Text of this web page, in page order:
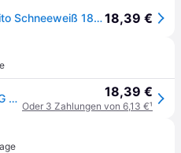
Kleine Wolke Duschvorhang Kito Schneeweiß 180 x 200 cm (Breite x Höhe)18,39 €
Kleine Wolke DUSCHVORHANG Weiß 18,39 €
Oder 3 Zahlungen von 6,13 €¹